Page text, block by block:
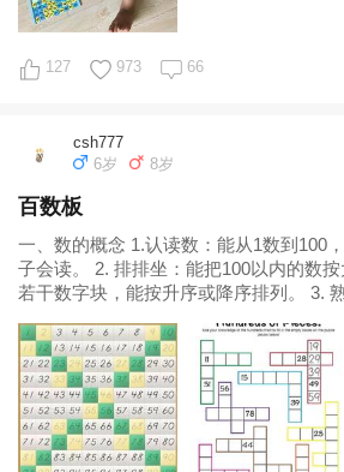
127 973 66
csh777
6岁
8岁
百数板
一、数的概念 1.认读数：能从1数到100
子会读。 2. 排排坐：能把100以内的数
若干数字块，能按升序或降序排列。 3.